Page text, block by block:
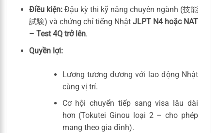
Điều kiện:Đậu kỳ thi kỹ năng chuyên ngành (技能
試験) và chứng chỉ tiếng Nhật JLPT N4 hoặc NAT
– Test 4Q trở lên.
Quyền lợi:
Lương tương đương với lao động Nhật
cùng vị trí.
Cơ hội chuyển tiếp sang visa lâu dài
hơn (Tokutei Ginou loại 2 – cho phép
mang theo gia đình).